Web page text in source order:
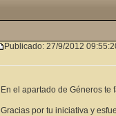
Publicado: 27/9/2012
En el apartado de Géneros
Gracias por tu iniciativa y